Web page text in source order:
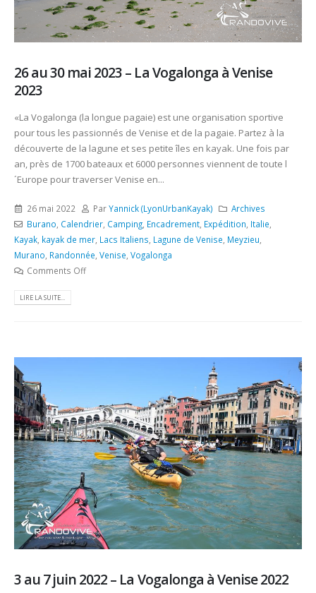
26 au 30 mai 2023 – La Vogalonga à Venise
2023
«La Vogalonga (la longue pagaie) est une organisation sportive
pour tous les passionnés de Venise et de la pagaie. Partez à la
découverte de la lagune et ses petite îles en kayak. Une fois par
an, près de 1700 bateaux et 6000 personnes viennent de toute l
´Europe pour traverser Venise en...
26 mai 2022 ParYannick (LyonUrbanKayak)
Archives
Burano Calendrier, Camping, Encadrement, Expédition Italie
Kayak kayak de mer Lacs Italiens Lagune de Venise Meyzieu
Murano Randonnée Venise Vogalonga
Comments Off
LIRE LA SUITE...
3 au 7 juin 2022 – La Vogalonga à Venise 2022